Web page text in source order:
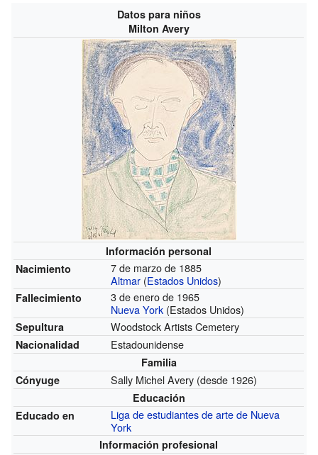
Datos para niños
Milton Avery
Información personal
Nacimiento
7 de marzo de 1885
Altmar (Estados Unidos)
Fallecimiento
3 de enero de 1965
Nueva York (Estados Unidos)
Sepultura Woodstock Artists Cemetery
Nacionalidad Estadounidense
Familia
Cónyuge
Sally Michel Avery (desde 1926)
Educación
Educado en
Liga de estudiantes de arte de Nueva
York
Información profesional